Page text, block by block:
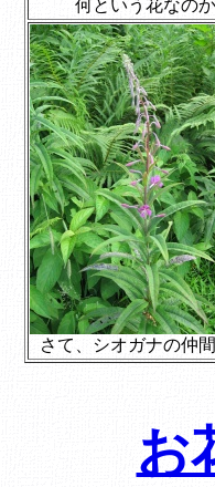
何という花なのか
さて、シオガナの仲
お